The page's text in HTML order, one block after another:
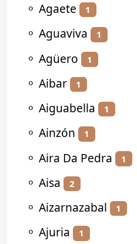
⚬ Agaete 1
⚬ Aguaviva 1
⚬ Agüero 1
⚬ Aibar 1
⚬ Aiguabella 1
⚬ Ainzón 1
⚬ Aira Da Pedra 1
⚬ Aisa 2
⚬ Aizarnazabal 1
⚬ Ajuria 1